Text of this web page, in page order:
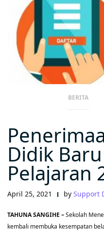
BERITA
Didik
Pelajaran
April 25, 2021 by Support
TAHUNA SANGIHE –Sekolah
kembali membuka kesempatan